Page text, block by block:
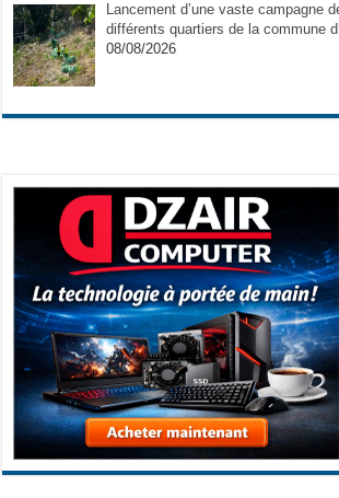
Lancement d’une vaste campagne
différents quartiers de la commune
08/08/2026